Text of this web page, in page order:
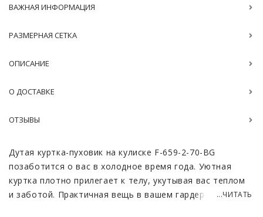
ВАЖНАЯ ИНФОРМАЦИЯ
РАЗМЕРНАЯ СЕТКА
ОПИСАНИЕ
О ДОСТАВКЕ
ОТЗЫВЫ
Дутая куртка-пуховик на кулиске F-659-2-70-BG
позаботится о вас в холодное время года. Уютная
куртка плотно прилегает к телу, укутывая вас теплом
и заботой. Практичная вещь в вашем гардеробе...ЧИТАТЬ